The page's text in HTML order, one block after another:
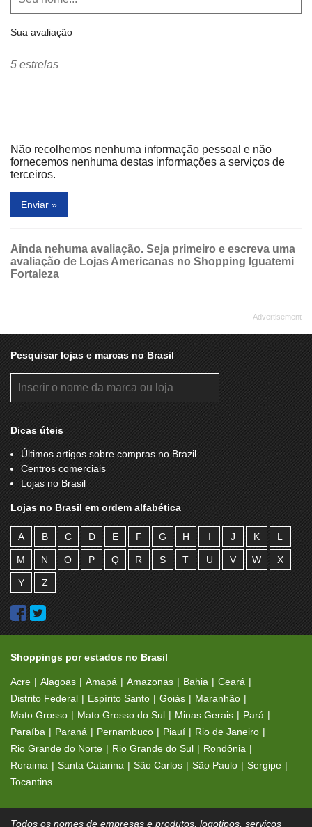
Sua avaliação
5 estrelas
Não recolhemos nenhuma informação pessoal e não
fornecemos nenhuma destas informações a serviços de
terceiros.
Enviar »
Ainda nehuma avaliação. Seja primeiro e escreva uma
avaliação de Lojas Americanas no Shopping Iguatemi
Fortaleza
Pesquisar lojas e marcas no Brasil
Dicas úteis
Últimos artigos sobre compras no Brazil
Centros comerciais
Lojas no Brasil
Lojas no Brasil em ordem alfabética
A B C D E F G H I J K L
M N O P Q R S T U V W X
Y Z
Shoppings por estados no Brasil
Acre Alagoas Amapá Amazonas Bahia
Ceará
Distrito Federal
Espírito Santo Goiás
Maranhão
Mato Grosso
Mato Grosso do Sul Minas Gerais
Pará
Paraíba
Paraná Pernambuco Piauí
Rio de Janeiro
Rio Grande do Norte
Rio Grande do Sul
Rondônia
Roraima
Santa Catarina São Carlos São Paulo
Sergipe
Tocantins
Todos os nomes de empresas e produtos, logotipos, serviços